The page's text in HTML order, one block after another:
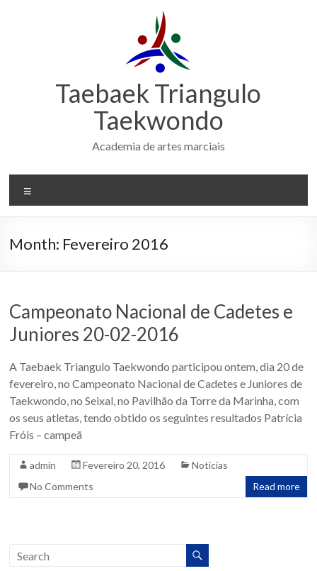
Taebaek Triangulo
Taekwondo
Academia de artes marciais
Month: Fevereiro 2016
Campeonato Nacional de Cadetes e
Juniores 20-02-2016
A Taebaek Triangulo Taekwondo participou ontem, dia 20 de
fevereiro, no Campeonato Nacional de Cadetes e Juniores de
Taekwondo, no Seixal, no Pavilhão da Torre da Marinha, com
os seus atletas, tendo obtido os seguintes resultados Patrícia
Fróis – campeã
admin Fevereiro 20, 2016
Notícias
No Comments
Read more